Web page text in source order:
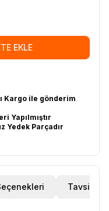
EKLE
Kargo ile gönderim
Yapılmıştır
Yedek Parçadır
Tavsiye Et